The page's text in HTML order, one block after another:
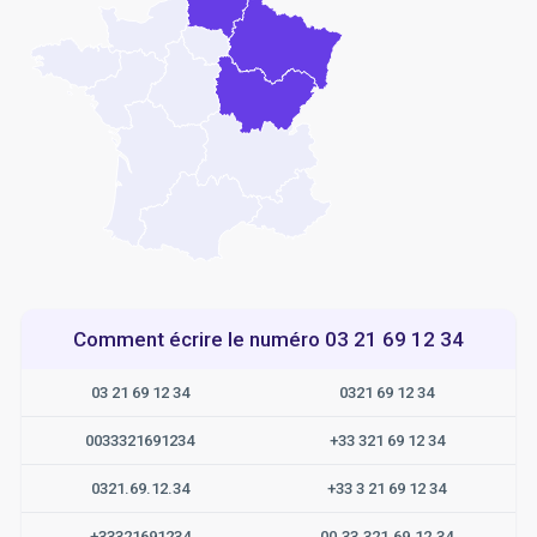
Comment écrire le numéro 03 21 69 12 34
03 21 69 12 34 0321 69 12 34
0033321691234 +33 321 69 12 34
0321.69.12.34 +33 3 21 69 12 34